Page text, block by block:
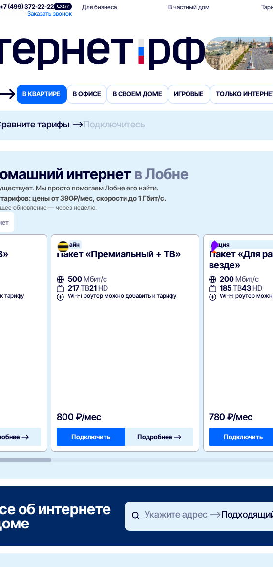
(499) 372-22-22 24/7
Заказать звонок
квартиры Для бизнеса В частный дом
В КВАРТИРЕ В ОФИСЕ В СВОЕМ ДОМЕ ИГРОВЫЕ ТОЛЬКО
тарифы Подключитесь
интернетв Лобне
Мы просто помогаем Лобне его найти.
цены от 390₽/мес, скорости до 1 Гбит/с.
обновление — через неделю.
тарифу
—>
Билайн
Пакет «Премиальный + ТВ»
500Мбит/с
217ТВ21 HD
Wi-Fi роутер можно добавить к тарифу
800 ₽/мес
Подключить Подробнее —>
Акция
Пакет «Для
везде»
200 Мбит/с
185ТВ43 HD
Wi-Fi роутер
780 ₽/мес
Подключить
об интернете
Укажите адрес